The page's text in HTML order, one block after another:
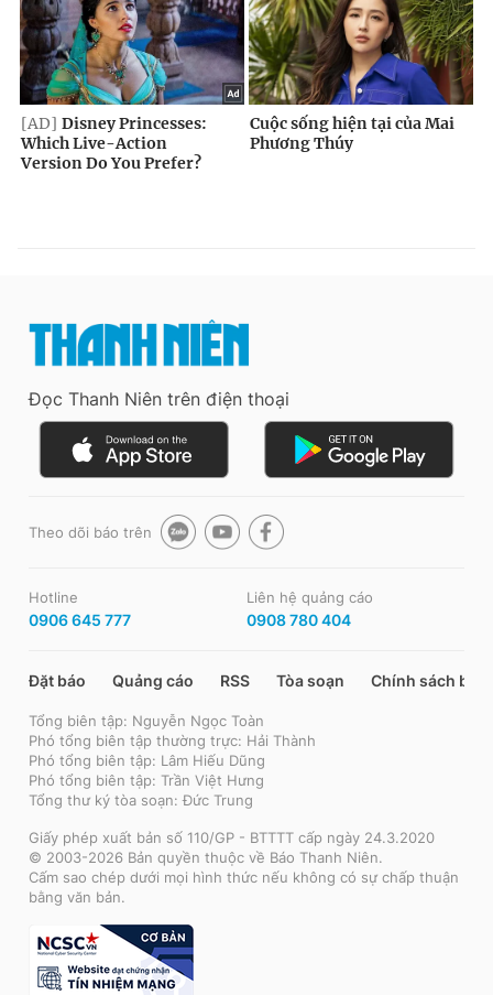
Đọc Thanh Niên trên điện thoại
Theo dõi báo trên
Hotline
0906 645 777
Liên hệ quảng cáo
0908 780 404
Đặt báo Quảng cáo RSS Tòa soạn Chính sách bảo
Tổng biên tập: Nguyễn Ngọc Toàn
Phó tổng biên tập thường trực: Hải Thành
Phó tổng biên tập: Lâm Hiếu Dũng
Phó tổng biên tập: Trần Việt Hưng
Tổng thư ký tòa soạn: Đức Trung
Giấy phép xuất bản số 110/GP - BTTTT cấp ngày 24.3.2020
© 2003-2026 Bản quyền thuộc về Báo Thanh Niên.
Cấm sao chép dưới mọi hình thức nếu không có sự chấp thuận
bằng văn bản.